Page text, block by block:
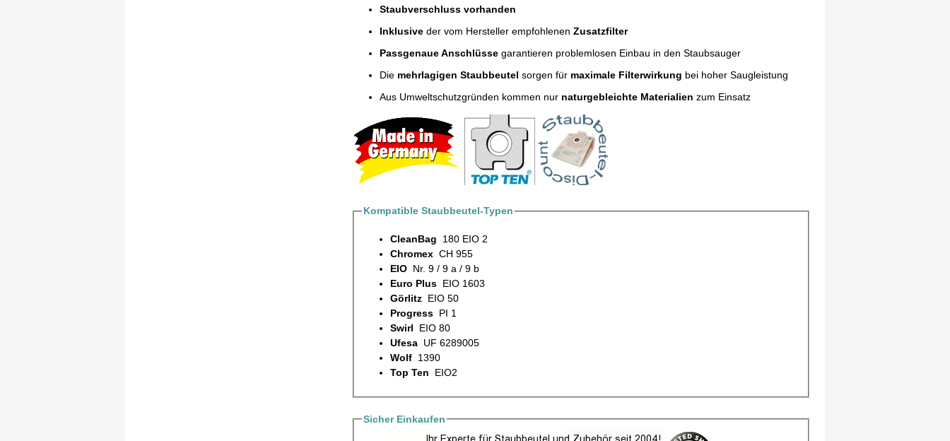
Staubverschluss vorhanden
Inklusive der vom Hersteller empfohlenen Zusatzfilter
Passgenaue Anschlüsse garantieren problemlosen Einbau in den Staubsauger
Die mehrlagigen Staubbeutel sorgen für maximale Filterwirkung bei hoher Saugleistung
Aus Umweltschutzgründen kommen nur naturgebleichte Materialien zum Einsatz
Kompatible Staubbeutel-Typen
CleanBag 180 EIO 2
ChromexCH 955
EIONr. 9 / 9 a / 9 b
Euro PlusEIO 1603
GörlitzEIO 50
ProgressPI 1
Swirl EIO 80
UfesaUF 6289005
Wolf1390
Top Ten EIO2
Sicher Einkaufen